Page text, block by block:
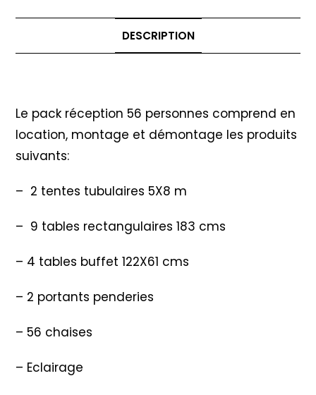
Parquet
DESCRIPTION
Le pack réception 56 personnes comprend en
location, montage et démontage les produits
suivants:
– 2 tentes tubulaires 5X8 m
– 9 tables rectangulaires 183 cms
– 4 tables buffet 122X61 cms
– 2 portants penderies
– 56 chaises
– Eclairage